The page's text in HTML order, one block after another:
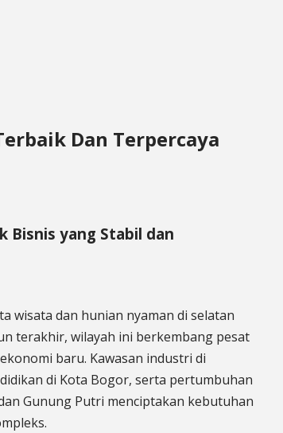
Dan Terpercaya
Bisnis yang Stabil dan
wisata dan hunian nyaman di selatan
terakhir, wilayah ini berkembang pesat
baru. Kawasan industri di
di Kota Bogor, serta pertumbuhan
Gunung Putri menciptakan kebutuhan